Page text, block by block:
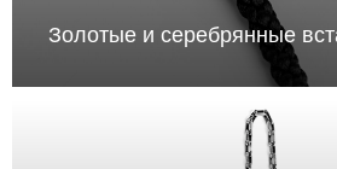
Золотые и серебрянные